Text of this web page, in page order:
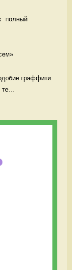
полный
граффити